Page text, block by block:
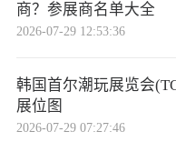
商？参展商名单大全
2026-07-29 12:53:36
韩国首尔潮玩展览会
展位图
2026-07-29 07:27:46